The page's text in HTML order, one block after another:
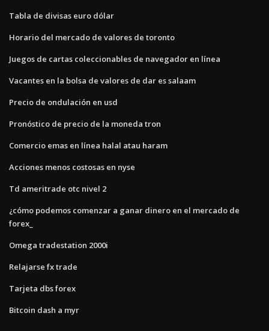
Tabla de divisas euro dólar
Horario del mercado de valores de toronto
Juegos de cartas coleccionables de navegador en línea
Vacantes en la bolsa de valores de dar es salaam
Precio de ondulación en usd
Pronóstico de precio de la moneda tron
Comercio emas en línea halal atau haram
Acciones menos costosas en nyse
Td ameritrade otc nivel 2
¿cómo podemos comenzar a ganar dinero en el mercado de
forex_
Omega tradestation 2000i
Relajarse fx trade
Tarjeta dbs forex
Bitcoin dash a myr